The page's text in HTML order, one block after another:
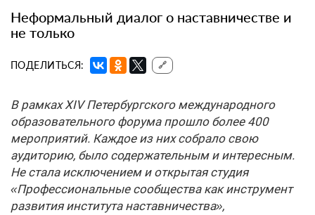
Неформальный диалог о наставничестве и
не только
ПОДЕЛИТЬСЯ: 🔗
В рамках XIV Петербургского международного
образовательного форума прошло более 400
мероприятий. Каждое из них собрало свою
аудиторию, было содержательным и интересным.
Не стала исключением и открытая студия
«Профессиональные сообщества как инструмент
развития института наставничества»,